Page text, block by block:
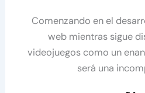
Comenzando en el
web mientras sigue
videojuegos como un
será una